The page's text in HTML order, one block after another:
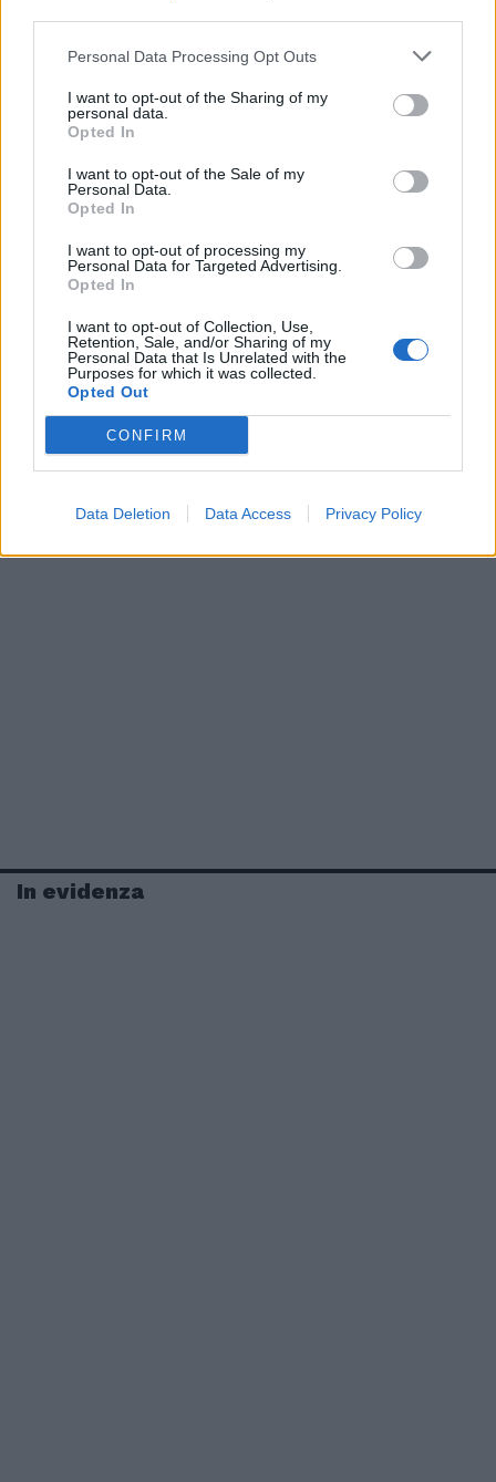
Personal Data Processing Opt Outs
I want to opt-out of the Sharing of my
personal data.
Opted In
I want to opt-out of the Sale of my
Personal Data.
Opted In
I want to opt-out of processing my
Personal Data for Targeted Advertising.
Opted In
I want to opt-out of Collection, Use,
Retention, Sale, and/or Sharing of my
Personal Data that Is Unrelated with the
Purposes for which it was collected.
Opted Out
CONFIRM
Data Deletion Data Access Privacy Policy
giocatori potrebbero trovarsi di fronte a
difetti in grado di minare pesantemente
l'esperienza di gioco. In ogni caso se quello
che si cerca è un action rpg senza troppe
pretese e che garantisca un livello di sfida
non troppo elevato questo è il titolo perfetto.
GIUDIZIO GLOBALE: GRAFICA: 7,5
GAMEPLAY: 7,5 SONORO: 9 LONGEVITA': 7
VOTO FINALE: 7,5
In evidenza